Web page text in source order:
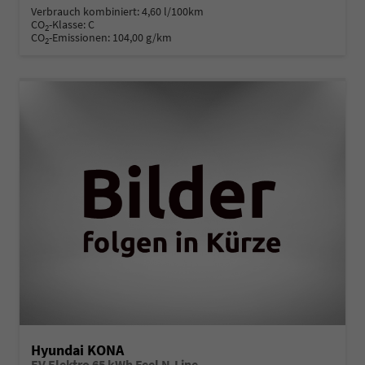
Verbrauch kombiniert:4,60 l/100km
CO2-Klasse: C
CO2-Emissionen: 104,00 g/km
Hyundai KONA